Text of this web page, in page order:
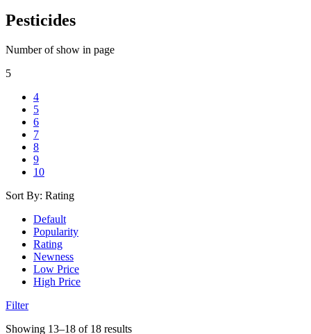
Pesticides
Number of show in page
5
4
5
6
7
8
9
10
Sort By: Rating
Default
Popularity
Rating
Newness
Low Price
High Price
Filter
Showing 13–18 of 18 resultsTrié